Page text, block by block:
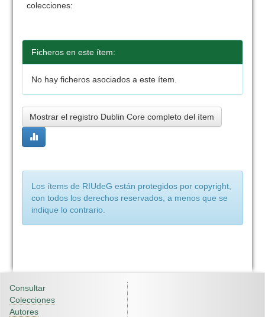
colecciones:
Ficheros en este ítem:
No hay ficheros asociados a este ítem.
Mostrar el registro Dublin Core completo del ítem
Los ítems de RIUdeG están protegidos por copyright,
con todos los derechos reservados, a menos que se
indique lo contrario.
Consultar
Colecciones
Autores